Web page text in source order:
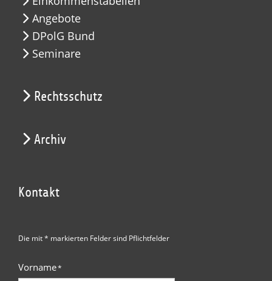
Angebote
DPolG Bund
Seminare
Rechtsschutz
Archiv
Kontakt
Die mit * markierten Felder sind Pflichtfelder
Vorname*